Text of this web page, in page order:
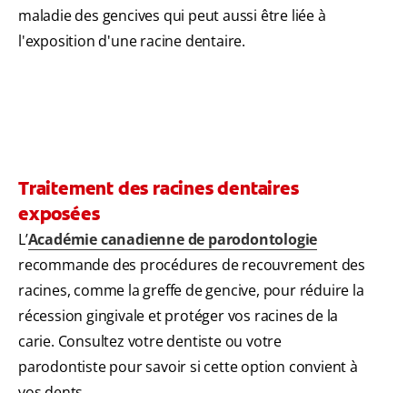
maladie des gencives qui peut aussi être liée à
l'exposition d'une racine dentaire.
Traitement des racines dentaires
exposées
L’Académie canadienne de parodontologie
recommande des procédures de recouvrement des
racines, comme la greffe de gencive, pour réduire la
récession gingivale et protéger vos racines de la
carie. Consultez votre dentiste ou votre
parodontiste pour savoir si cette option convient à